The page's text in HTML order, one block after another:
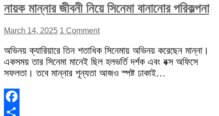
নায়ক মান্নার জীবনী নিয়ে সিনেমা বানানোর পরিকল্পনা
March 14, 2025 1 Comment
অভিনয় ক্যারিয়ারে তিন শতাধিক সিনেমায় অভিনয় করেছেন মান্না।
একসময় তার সিনেমা মানেই ছিল হলভর্তি দর্শক এবং বক্স অফিসে
সফলতা। তবে মান্নার শূন্যতা আজও স্পষ্ট ঢাকাই…
Facebook